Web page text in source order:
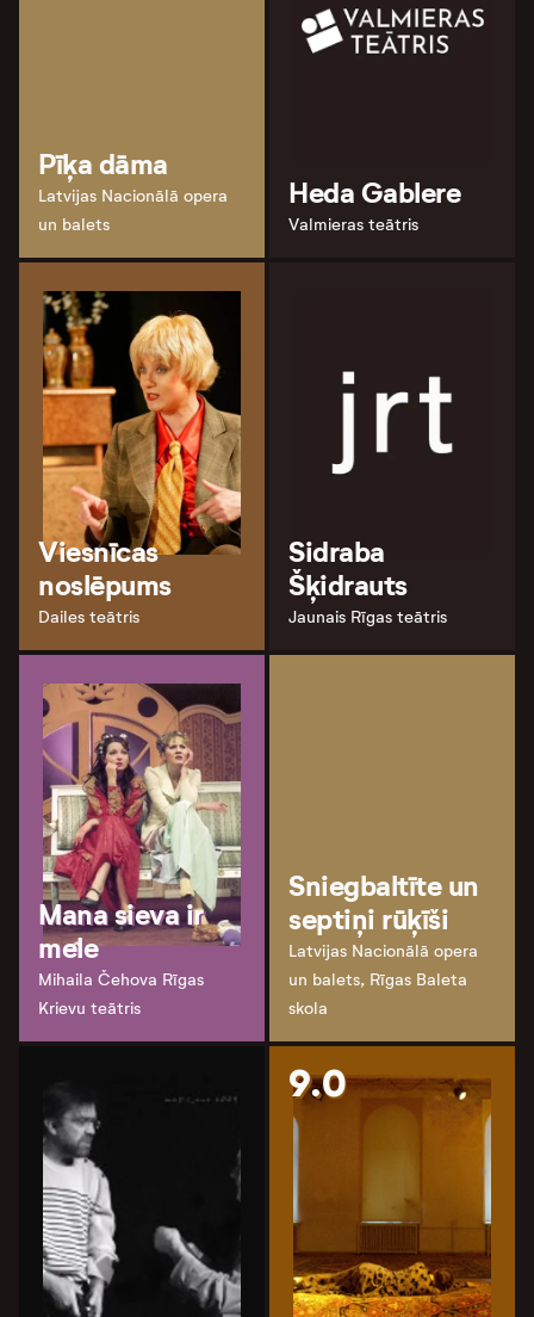
Pīķa dāma
Latvijas Nacionālā opera
un balets
Heda Gablere
Valmieras teātris
Viesnīcas
noslēpums
Dailes teātris
Sidraba
Šķidrauts
Jaunais Rīgas teātris
Mana sieva ir
mele
Mihaila Čehova Rīgas
Krievu teātris
Sniegbaltīte un
septiņi rūķīši
Latvijas Nacionālā opera
un balets, Rīgas Baleta
skola
9.0